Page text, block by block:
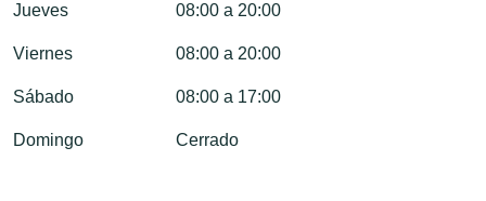
Jueves 08:00 a 20:00
Viernes 08:00 a 20:00
Sábado 08:00 a 17:00
Domingo Cerrado